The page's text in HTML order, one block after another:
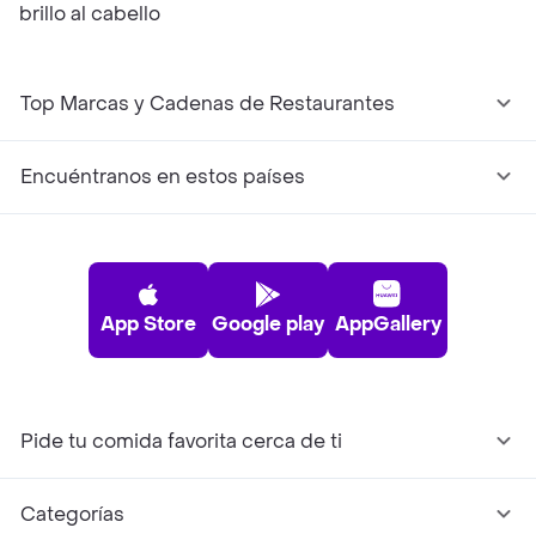
brillo al cabello
Top Marcas y Cadenas de Restaurantes
Encuéntranos en estos países
App Store Google play AppGallery
Pide tu comida favorita cerca de ti
Categorías